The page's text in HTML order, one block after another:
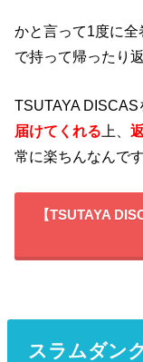
かと言って1度に
で持って帰ったり
TSUTAYA
届けてくれる 上、
常に楽ちんなんです
【TSUTAYA
スラムダン